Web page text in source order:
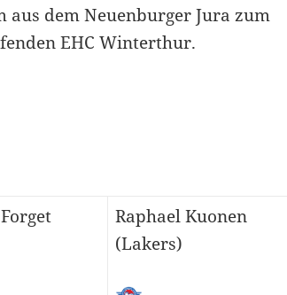
dem Neuenburger Jura zum
EHC Winterthur.
Raphael Kuonen
(Lakers)